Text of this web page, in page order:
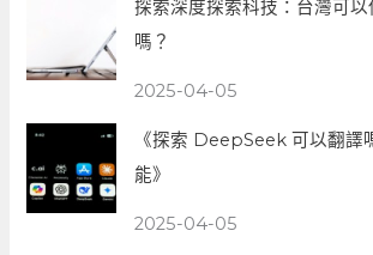
探索深度探索科技：台灣可
嗎？
2025-04-05
《探索 DeepSeek 可以翻譯
能》
2025-04-05